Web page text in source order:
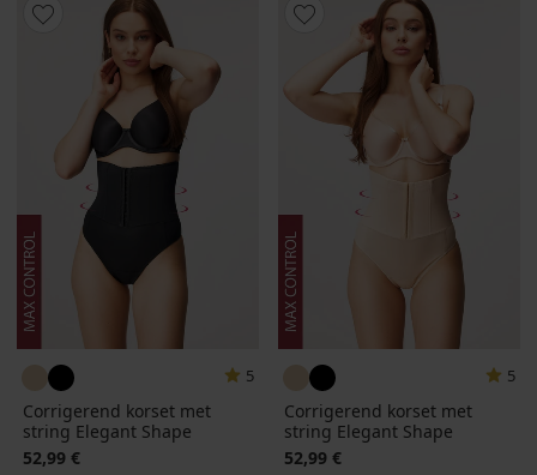
5
Corrigerend korset met
string Elegant Shape
52,99 €
5
Corrigerend korset met
string Elegant Shape
52,99 €